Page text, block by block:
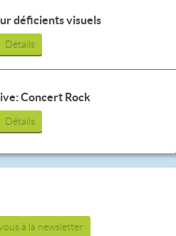
déficients visuels
Détails
Concert Rock
Détails
à la newsletter